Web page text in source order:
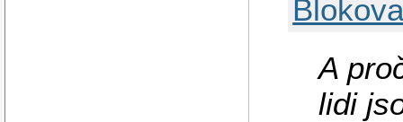
A
lidi